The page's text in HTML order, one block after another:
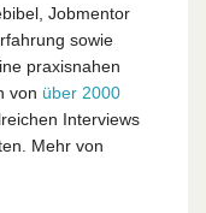
Jobmentor
sowie
praxisnahen
von über 2000
Interviews
Mehr von